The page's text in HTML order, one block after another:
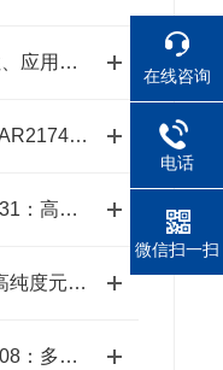
镍篮502-344特性、应用与潜力探秘
美国alpha吸收剂AR2174：适配多种元素的精准分析需求
石墨内坩埚775-431：高温熔炼的坚实卫士
炉试剂AR615：高纯度元素分析耗材，赋能精准检测高效推进
钨锡助熔剂501-008：多元样品熔融的高效适配方案
在线咨询
电话
微信扫一扫